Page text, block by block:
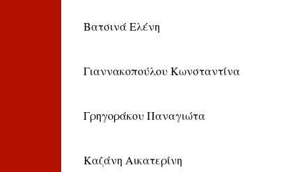
Βατσινά Ελένη
Γιαννακοπούλου Κωνσταντίνα
Γρηγοράκου Παναγιώτα
Καζάνη Αικατερίνη